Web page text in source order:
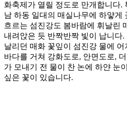
화축제가 열릴 정도로 만개합니다.
남 하동 일대의 매실나무에 하얗게
흐르는 섬진강도 봄바람에 휘날린
내려앉은 듯 반짝반짝 빛이 납니다
날리던 매화 꽃잎이 섬진강 물에
바다를 거쳐 강화도로, 안면도로,
가 모내기 전 물이 찬 논에 하얀 눈
싶은 꽃이 있습니다.